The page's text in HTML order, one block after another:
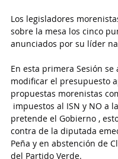
Los legisladores
sobre la mesa los cinco
anunciados por su líder
En esta primera Sesión se
modificar el presupuesto
propuestas morenistas
impuestos al ISN y NO a
pretende el Gobierno ,
contra de la diputada
Peña y en abstención de
del Partido Verde.